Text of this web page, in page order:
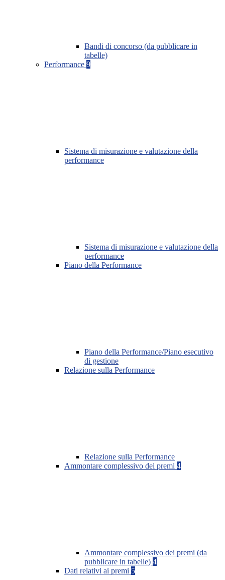
Bandi di concorso (da pubblicare in
tabelle)
Performance 9
Sistema di misurazione e valutazione della
performance
Sistema di misurazione e valutazione della
performance
Piano della Performance
Piano della Performance/Piano esecutivo
di gestione
Relazione sulla Performance
Relazione sulla Performance
Ammontare complessivo dei premi 4
Ammontare complessivo dei premi (da
pubblicare in tabelle) 4
Dati relativi ai premi 5